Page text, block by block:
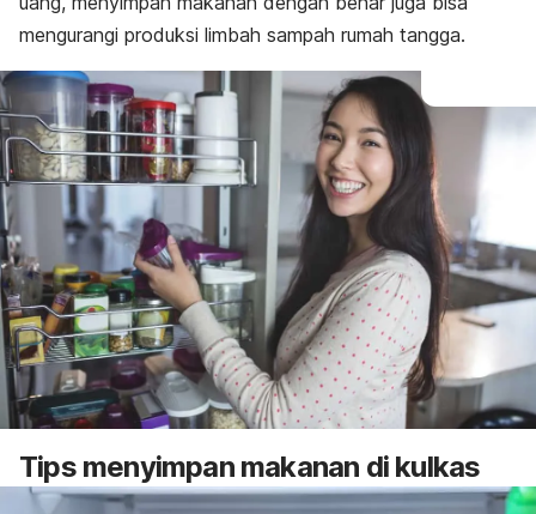
mengurangi produksi limbah sampah rumah tangga.
Tips menyimpan makanan di kulkas